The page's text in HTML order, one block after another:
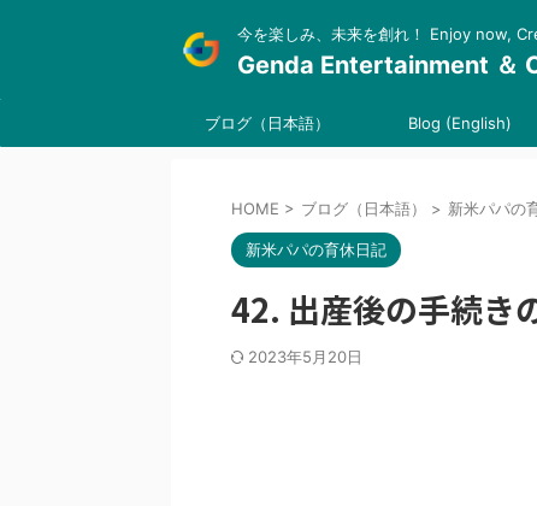
今を楽しみ、未来を創れ！ Enjoy now,
Genda Entertainment ＆
ブログ（日本語） Blog (English)
HOME > ブログ（日本語） > 新米パパの
新米パパの育休日記
42. 出産後の手続き
2023年5月20日